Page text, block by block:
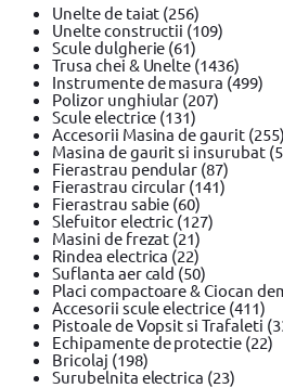
Unelte de taiat (256)
Unelte constructii (109)
Scule dulgherie (61)
Trusa chei & Unelte(1436)
Instrumente de masura (499)
Polizor unghiular (207)
Scule electrice (131)
Accesorii Masina de gaurit (255)
Masina de gaurit si insurubat
Fierastrau pendular (87)
Fierastrau circular (141)
Fierastrau sabie (60)
Slefuitor electric(127)
Masini de frezat (21)
Rindea electrica (22)
Suflanta aer cald(50)
Placi compactoare & Ciocan
Accesorii scule electrice (411)
Pistoale de Vopsit si Trafaleti
Echipamente de protectie (22)
Bricolaj (198)
Surubelnita electrica (23)